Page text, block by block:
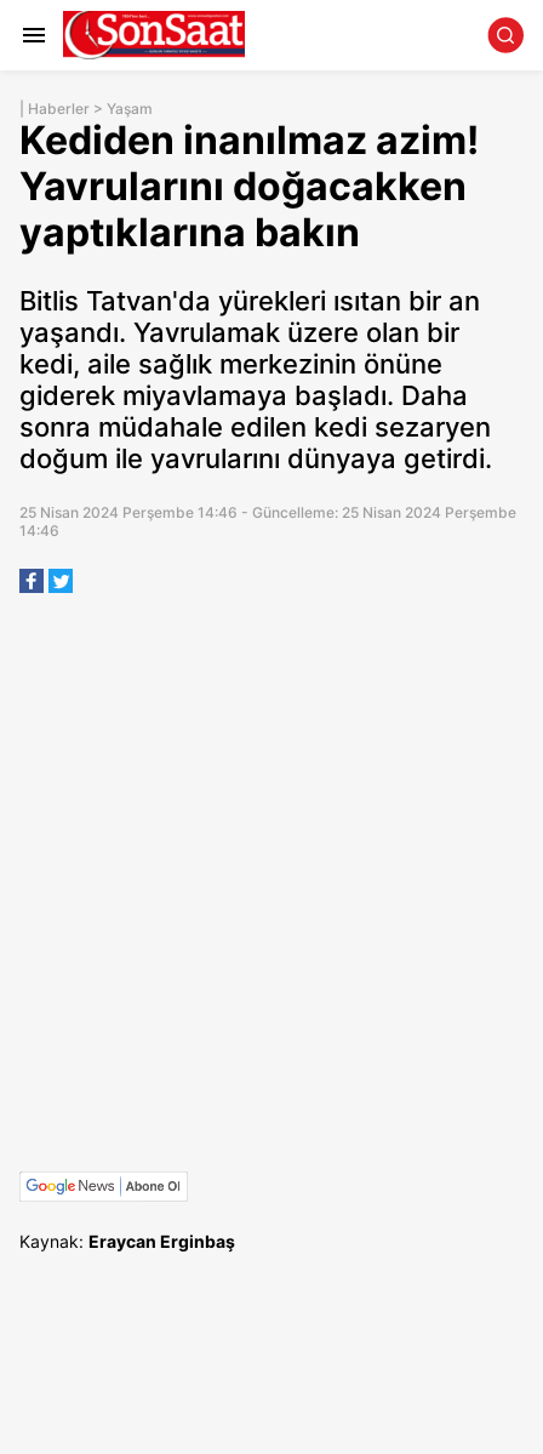
Haberler > Yaşam
Kediden inanılmaz azim!
Yavrularını doğacakken
yaptıklarına bakın
Bitlis Tatvan'da yürekleri ısıtan bir an
yaşandı. Yavrulamak üzere olan bir
kedi, aile sağlık merkezinin önüne
giderek miyavlamaya başladı. Daha
sonra müdahale edilen kedi sezaryen
doğum ile yavrularını dünyaya getirdi.
25 Nisan 2024 Perşembe 14:46 - Güncelleme: 25 Nisan 2024 Perşembe
14:46
Kaynak: Eraycan Erginbaş